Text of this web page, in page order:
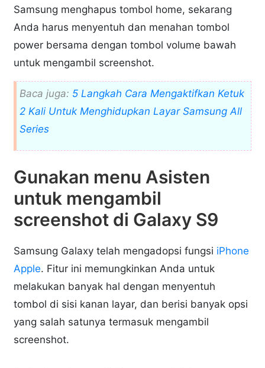
Samsung menghapus tombol home, sekarang
Anda harus menyentuh dan menahan tombol
power bersama dengan tombol volume bawah
untuk mengambil screenshot.
Baca juga: 5 Langkah Cara Mengaktifkan Ketuk
2 Kali Untuk Menghidupkan Layar Samsung All
Series
Gunakan menu Asisten
untuk mengambil
screenshot di Galaxy S9
Samsung Galaxy telah mengadopsi fungsi iPhone
Apple. Fitur ini memungkinkan Anda untuk
melakukan banyak hal dengan menyentuh
tombol di sisi kanan layar, dan berisi banyak opsi
yang salah satunya termasuk mengambil
screenshot.